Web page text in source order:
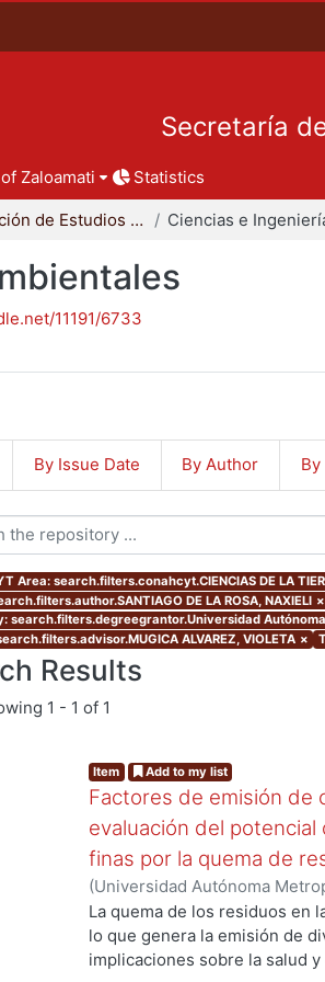
Secretaría
Zaloamati Statistics
Coordinación de Estudios de Posgrado - CBI
11191/6733
By Issue Date By Author
Area: search.filters.conahcyt.CIENCIAS DE LA
DE LA ROSA, NAXIELI ×
search.filters.degreegrantor.Universidad
ALVAREZ, VIOLETA ×
Results
1 - 1 of 1
Item Add to my list
Factores de emisión de
evaluación del
finas por la quema de
(Universidad Autónoma
de Servicios de Información.,
La quema de los residuos en
lo que genera la emisión de
implicaciones sobre la salud